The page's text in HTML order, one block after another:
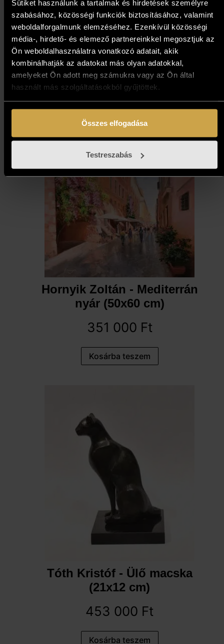
Sütiket használunk a tartalmak és hirdetések személyre
szabásához, közösségi funkciók biztosításához, valamint
weboldalforgalmunk elemzéséhez. Ezenkívül közösségi
média-, hirdető- és elemező partnereinkkel megosztjuk az
Ön weboldalhasználatra vonatkozó adatait, akik
kombinálhatják az adatokat más olyan adatokkal,
amelyeket Ön adott meg számukra vagy az Ön által
használt más szolgáltatásokból gyűjtöttek.
Összes elfogadása
Testreszabás
Bihon Győző - Partszakasz II.
(50x50 cm)
597 000Ft
Kosárba teszem
Hornyik Zoltán - Mediterrán
nyár (50x60 cm)
351 000 Ft
Kosárba teszem
Tóth Kristóf - Ülő macska
(21x12 cm)
453 000 Ft
Kosárba teszem